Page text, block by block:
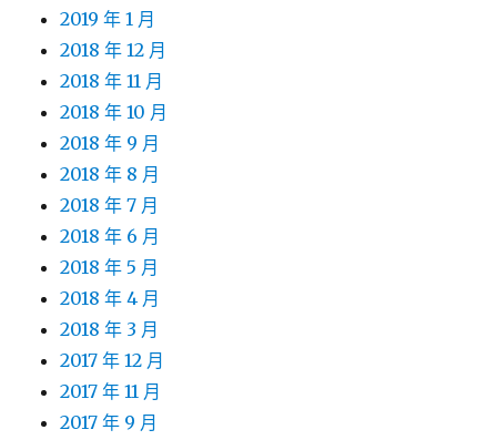
2019 年 1 月
2018 年 12 月
2018 年 11 月
2018 年 10 月
2018 年 9 月
2018 年 8 月
2018 年 7 月
2018 年 6 月
2018 年 5 月
2018 年 4 月
2018 年 3 月
2017 年 12 月
2017 年 11 月
2017 年 9 月